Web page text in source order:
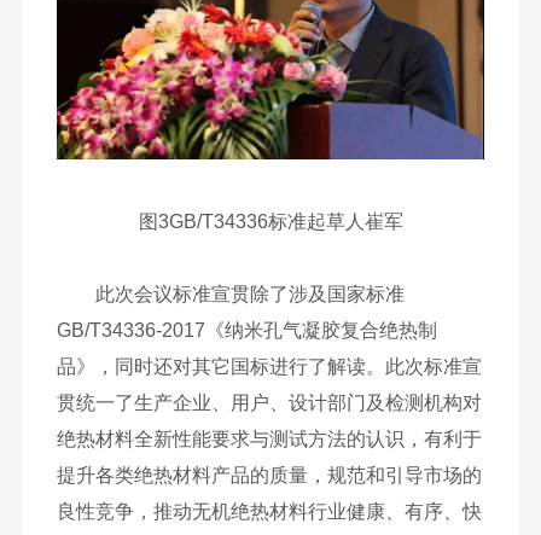
图3GB/T34336标准起草人崔军
此次会议标准宣贯除了涉及国家标准
GB/T34336-2017《纳米孔气凝胶复合绝热制
品》，同时还对其它国标进行了解读。此次标准宣
贯统一了生产企业、用户、设计部门及检测机构对
绝热材料全新性能要求与测试方法的认识，有利于
提升各类绝热材料产品的质量，规范和引导市场的
良性竞争，推动无机绝热材料行业健康、有序、快